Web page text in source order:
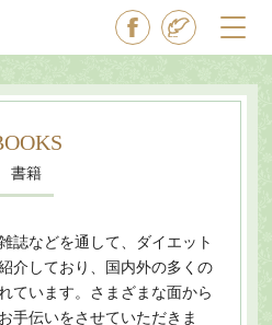
書籍
誌などを通して、ダイエット
介しており、国内外の多くの
ています。さまざまな面から
手伝いをさせていただきま